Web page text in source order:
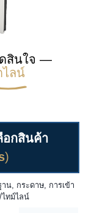
ดสินใจ —
ไลน์
อกสินค้า
)
น, กระดาษ, การเข้า
ทม์ไลน์